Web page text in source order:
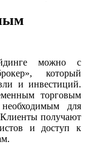
можно с
который
и инвестиций.
торговым
для
получают
и доступ к